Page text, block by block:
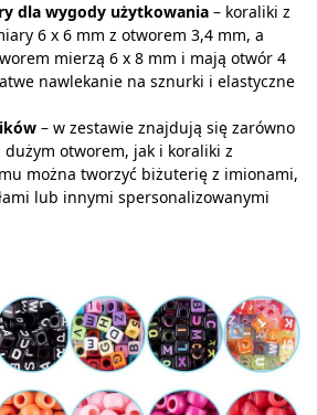
dla wygody użytkowania – koraliki z
6 x 6 mm z otworem 3,4 mm, a
mierzą 6 x 8 mm i mają otwór 4
nawlekanie na sznurki i elastyczne
– w zestawie znajdują się zarówno
dużym otworem, jak i koraliki z
można tworzyć biżuterię z imionami,
lub innymi spersonalizowanymi